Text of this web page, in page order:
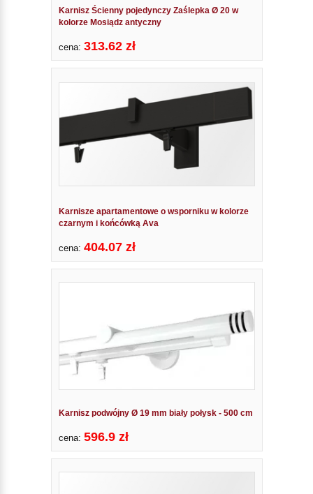
Karnisz Ścienny pojedynczy Zaślepka Ø 20 w
kolorze Mosiądz antyczny
cena: 313.62 zł
Karnisze apartamentowe o wsporniku w kolorze
czarnym i końcówką Ava
cena: 404.07 zł
Karnisz podwójny Ø 19 mm biały połysk - 500 cm
cena: 596.9 zł